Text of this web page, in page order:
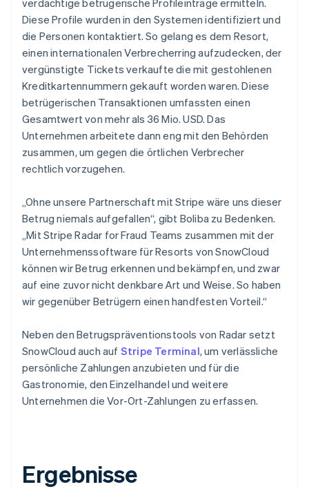
Diese Profile wurden in den Systemen identifiziert und
die Personen kontaktiert. So gelang es dem Resort,
einen internationalen Verbrecherring aufzudecken, der
vergünstigte Tickets verkaufte die mit gestohlenen
Kreditkartennummern gekauft worden waren. Diese
betrügerischen Transaktionen umfassten einen
Gesamtwert von mehr als 36 Mio. USD. Das
Unternehmen arbeitete dann eng mit den Behörden
zusammen, um gegen die örtlichen Verbrecher
rechtlich vorzugehen.
„Ohne unsere Partnerschaft mit Stripe wäre uns dieser
Betrug niemals aufgefallen“, gibt Boliba zu Bedenken.
„Mit Stripe Radar for Fraud Teams zusammen mit der
Unternehmenssoftware für Resorts von SnowCloud
können wir Betrug erkennen und bekämpfen, und zwar
auf eine zuvor nicht denkbare Art und Weise. So haben
wir gegenüber Betrügern einen handfesten Vorteil.“
Neben den Betrugspräventionstools von Radar setzt
SnowCloud auch auf Stripe Terminal, um verlässliche
persönliche Zahlungen anzubieten und für die
Gastronomie, den Einzelhandel und weitere
Unternehmen die Vor-Ort-Zahlungen zu erfassen.
Ergebnisse